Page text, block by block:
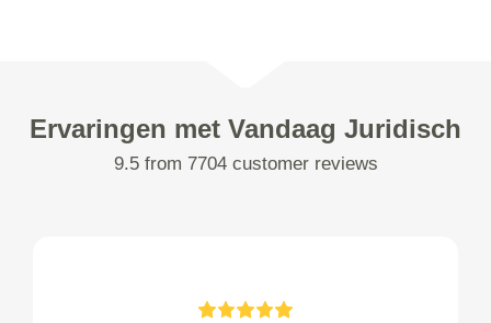
Ervaringen met Vandaag Juridisch
9.5 from 7704 customer reviews